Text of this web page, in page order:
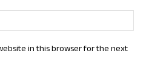
in this browser for the next